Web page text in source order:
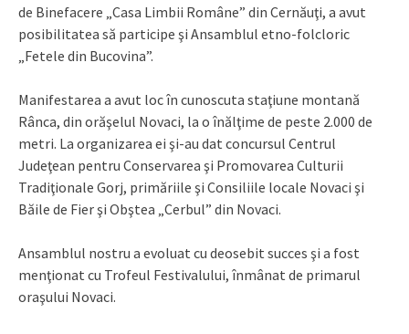
de Binefacere „Casa Limbii Române” din Cernăuţi, a avut
posibilitatea să participe şi Ansamblul etno-folcloric
„Fetele din Bucovina”.
Manifestarea a avut loc în cunoscuta staţiune montană
Rânca, din orăşelul Novaci, la o înălţime de peste 2.000 de
metri. La organizarea ei şi-au dat concursul Centrul
Judeţean pentru Conservarea şi Promovarea Culturii
Tradiţionale Gorj, primăriile şi Consiliile locale Novaci şi
Băile de Fier şi Obştea „Cerbul” din Novaci.
Ansamblul nostru a evoluat cu deosebit succes şi a fost
menţionat cu Trofeul Festivalului, înmânat de primarul
oraşului Novaci.